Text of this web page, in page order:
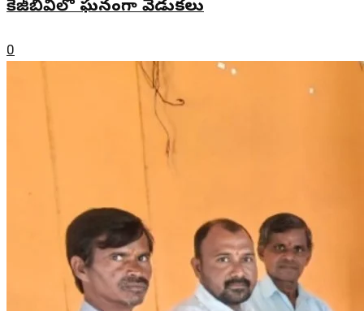
కేజీబీవీలో ఘనంగా వేడుకలు
0